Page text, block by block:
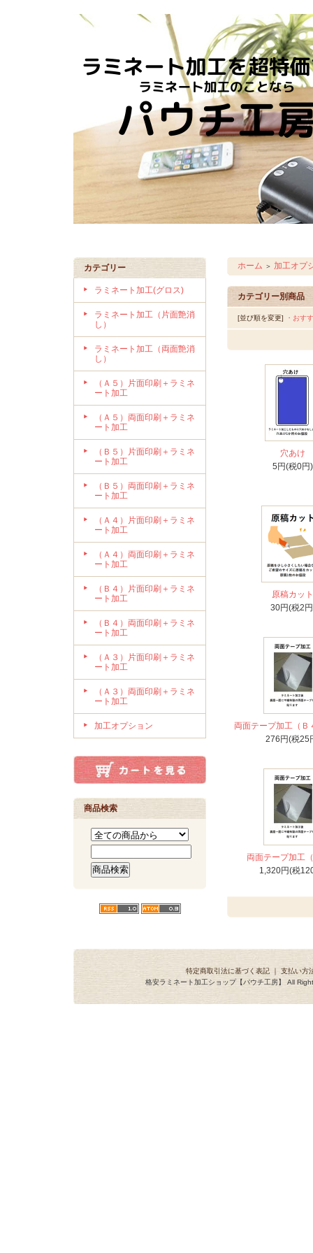
カテゴリー
ラミネート加工(グロス)
ラミネート加工（片面艶消
し）
ラミネート加工（両面艶消
し）
（Ａ５）片面印刷＋ラミネ
ート加工
（Ａ５）両面印刷＋ラミネ
ート加工
（Ｂ５）片面印刷＋ラミネ
ート加工
（Ｂ５）両面印刷＋ラミネ
ート加工
（Ａ４）片面印刷＋ラミネ
ート加工
（Ａ４）両面印刷＋ラミネ
ート加工
（Ｂ４）片面印刷＋ラミネ
ート加工
（Ｂ４）両面印刷＋ラミネ
ート加工
（Ａ３）片面印刷＋ラミネ
ート加工
（Ａ３）両面印刷＋ラミネ
ート加工
加工オプション
商品検索
ホーム ＞ 加工オプ
カテゴリー別商品
[並び順を変更] ・おす
穴あけ
5円(税0円)
原稿カット
30円(税2
両面テープ加工（Ｂ
276円(税25
両面テープ加工
1,320円(税
特定商取引法に基づく表記 ｜ 支払い方
格安ラミネート加工ショップ【パウチ工房】 All